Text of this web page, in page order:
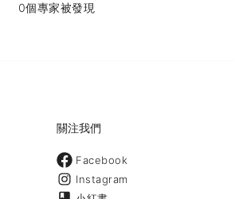
0個專家被發現
關注我們
Facebook
Instagram